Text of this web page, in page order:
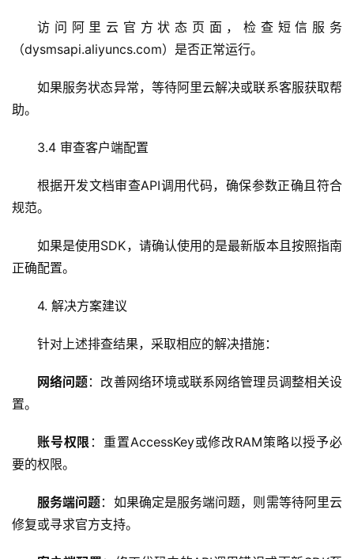
器
拟
技
术
运
网
访问 阿里云 官方状态页面，检查短信服务
（dysmsapi.aliyuncs.com）是否正常运行。
如果服务状态异常，等待阿里云解决或联系客服获取帮
助。
3.4 审查客户端配置
根据开发文档审查API调用代码，确保参数正确且符合
规范。
如果是使用SDK，请确认使用的是最新版本且按照指南
正确配置。
4. 解决方案建议
针对上述排查结果，采取相应的解决措施：
网络问题：改善网络环境或联系网络管理员调整相关设
置。
账号权限 ：重置AccessKey或修改RAM策略以授予必
要的权限。
服务端问题：如果确定是服务端问题，则需等待阿里云
修复或寻求官方支持。